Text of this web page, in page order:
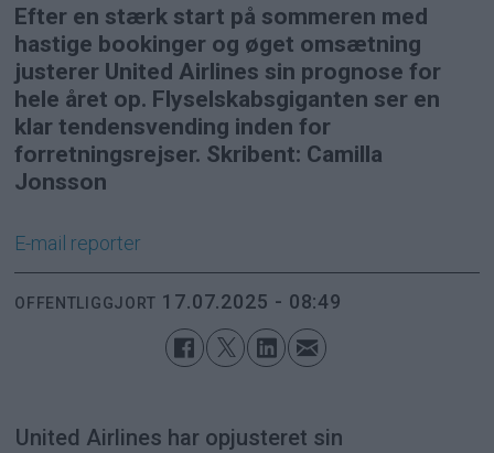
Efter en stærk start på sommeren med
hastige bookinger og øget omsætning
justerer United Airlines sin prognose for
hele året op. Flyselskabsgiganten ser en
klar tendensvending inden for
forretningsrejser. Skribent: Camilla
Jonsson
E-mail reporter
OFFENTLIGGJORT 17.07.2025 - 08:49
United Airlines har opjusteret sin